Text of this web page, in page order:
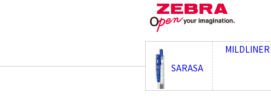
SARASA
MILDLINER